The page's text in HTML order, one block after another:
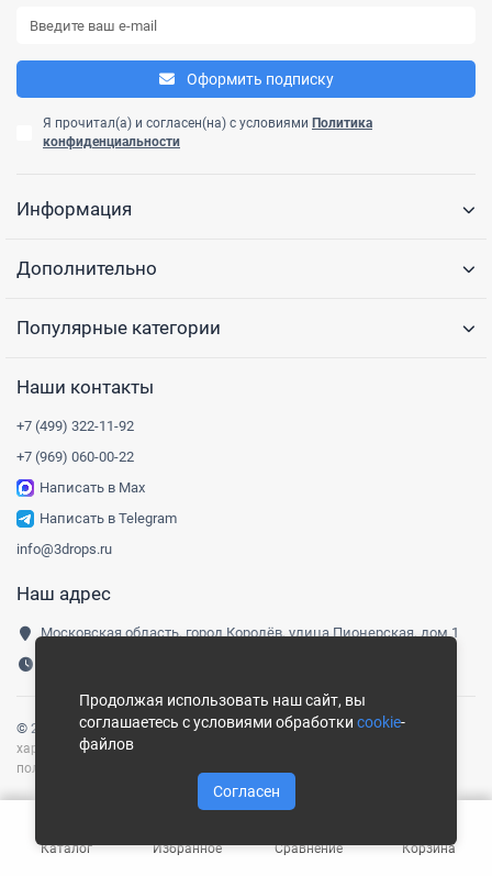
Оформить подписку
Я прочитал(а) и согласен(на) с условиями Политика
конфиденциальности
Информация
Дополнительно
Популярные категории
Наши контакты
+7 (499) 322-11-92
+7 (969) 060-00-22
Написать в Max
Написать в Telegram
info@3drops.ru
Наш адрес
Московская область, город Королёв, улица Пионерская, дом 1
© 2016- 2026 Три капли| Карта сайта Сайт носит информационный
характер и не является публичной офертой, определяемой
положениями ст. 437 ГК РФ.
Продолжая использовать наш сайт, вы
соглашаетесь с условиями обработки cookie-
файлов
Согласен
Каталог Избранное Сравнение Корзина